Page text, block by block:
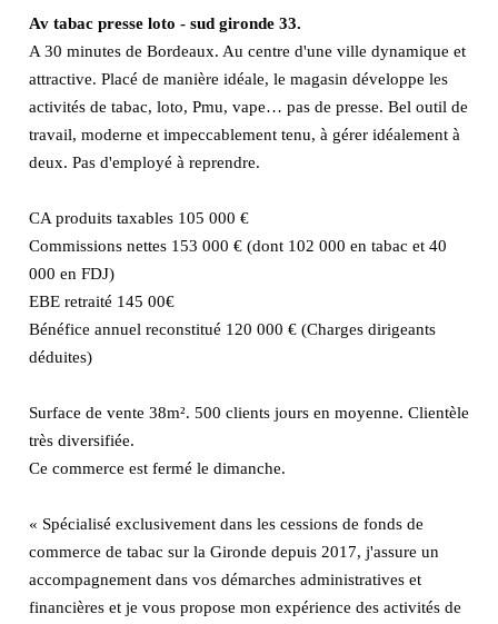
Av tabac presse loto - sud gironde 33.
A 30 minutes de Bordeaux. Au centre d'une ville dynamique et
attractive. Placé de manière idéale, le magasin développe les
activités de tabac, loto, Pmu, vape… pas de presse. Bel outil de
travail, moderne et impeccablement tenu, à gérer idéalement à
deux. Pas d'employé à reprendre.
CA produits taxables 105 000 €
Commissions nettes 153 000 € (dont 102 000 en tabac et 40
000 en FDJ)
EBE retraité 145 00€
Bénéfice annuel reconstitué 120 000 € (Charges dirigeants
déduites)
Surface de vente 38m². 500 clients jours en moyenne. Clientèle
très diversifiée.
Ce commerce est fermé le dimanche.
« Spécialisé exclusivement dans les cessions de fonds de
commerce de tabac sur la Gironde depuis 2017, j'assure un
accompagnement dans vos démarches administratives et
financières et je vous propose mon expérience des activités de